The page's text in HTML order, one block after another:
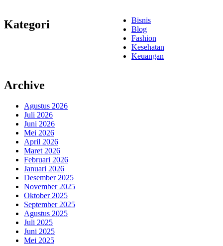
Kategori
Bisnis
Blog
Fashion
Kesehatan
Keuangan
Archive
Agustus 2026
Juli 2026
Juni 2026
Mei 2026
April 2026
Maret 2026
Februari 2026
Januari 2026
Desember 2025
November 2025
Oktober 2025
September 2025
Agustus 2025
Juli 2025
Juni 2025
Mei 2025